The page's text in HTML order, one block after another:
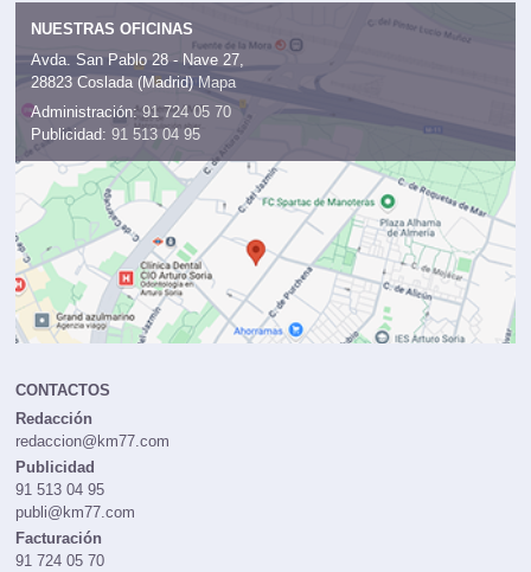
NUESTRAS OFICINAS
Avda. San Pablo 28 - Nave 27,
28823 Coslada (Madrid) Mapa
Administración: 91 724 05 70
Publicidad: 91 513 04 95
CONTACTOS
Redacción
redaccion@km77.com
Publicidad
91 513 04 95
publi@km77.com
Facturación
91 724 05 70